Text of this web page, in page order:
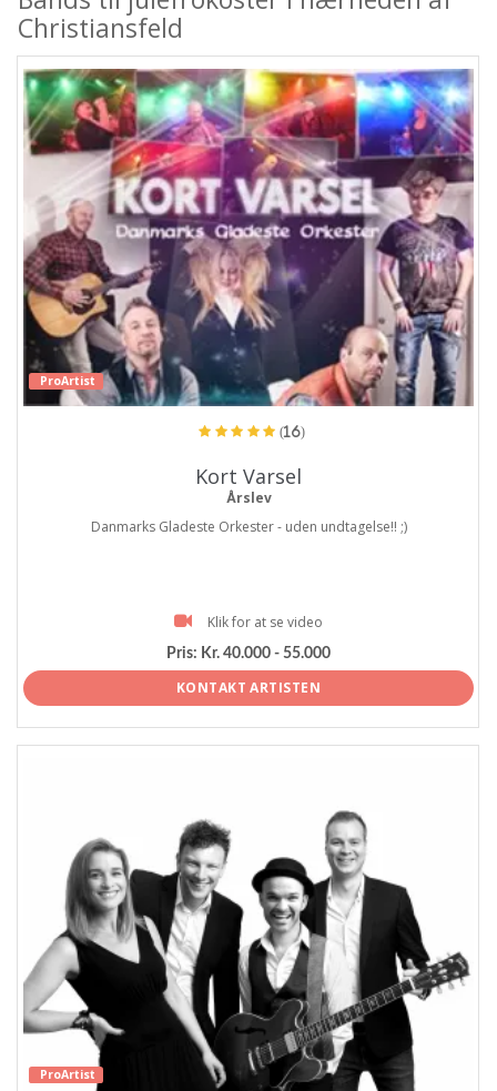
Christiansfeld
ProArtist
(16)
Kort Varsel
Årslev
Danmarks Gladeste Orkester - uden undtagelse!! ;)
Klik for at se video
Pris: Kr. 40.000 - 55.000
KONTAKT ARTISTEN
ProArtist